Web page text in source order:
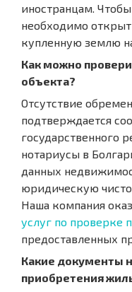
иностранцам.
необходимо
купленную землю
Как можно
объекта?
Отсутствие
подтверждается
государственного
нотариусы в
данных
юридическую
Наша компания
услуг по проверке
предоставленных
Какие документы
приобретения